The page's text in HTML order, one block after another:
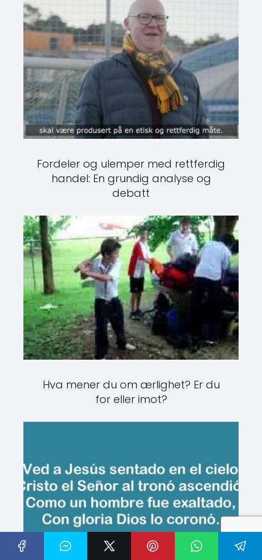
Fordeler og ulemper med rettferdig
handel: En grundig analyse og
debatt
Hva mener du om ærlighet? Er du
for eller imot?